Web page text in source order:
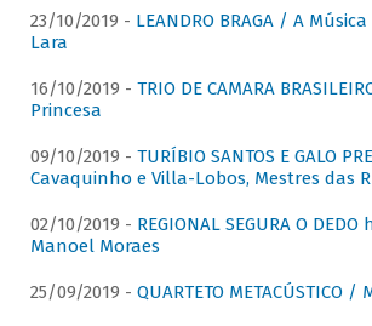
23/10/2019 - LEANDRO BRAGA / A
Lara
16/10/2019 - TRIO DE CAMARA
Princesa
09/10/2019 - TURÍBIO SANTOS E GALO
Cavaquinho e Villa-Lobos, Mestres das
02/10/2019 - REGIONAL SEGURA O
Manoel Moraes
25/09/2019 - QUARTETO METACÚSTICO